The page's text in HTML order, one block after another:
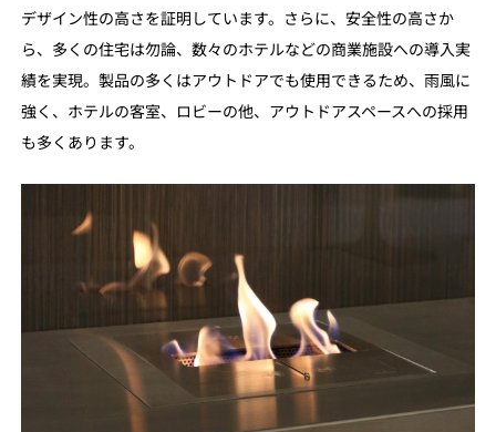
デザイン性の高さを証明しています。さらに、安全性の高さか
ら、多くの住宅は勿論、数々のホテルなどの商業施設への導入実
績を実現。製品の多くはアウトドアでも使用できるため、雨風に
強く、ホテルの客室、ロビーの他、アウトドアスペースへの採用
も多くあります。